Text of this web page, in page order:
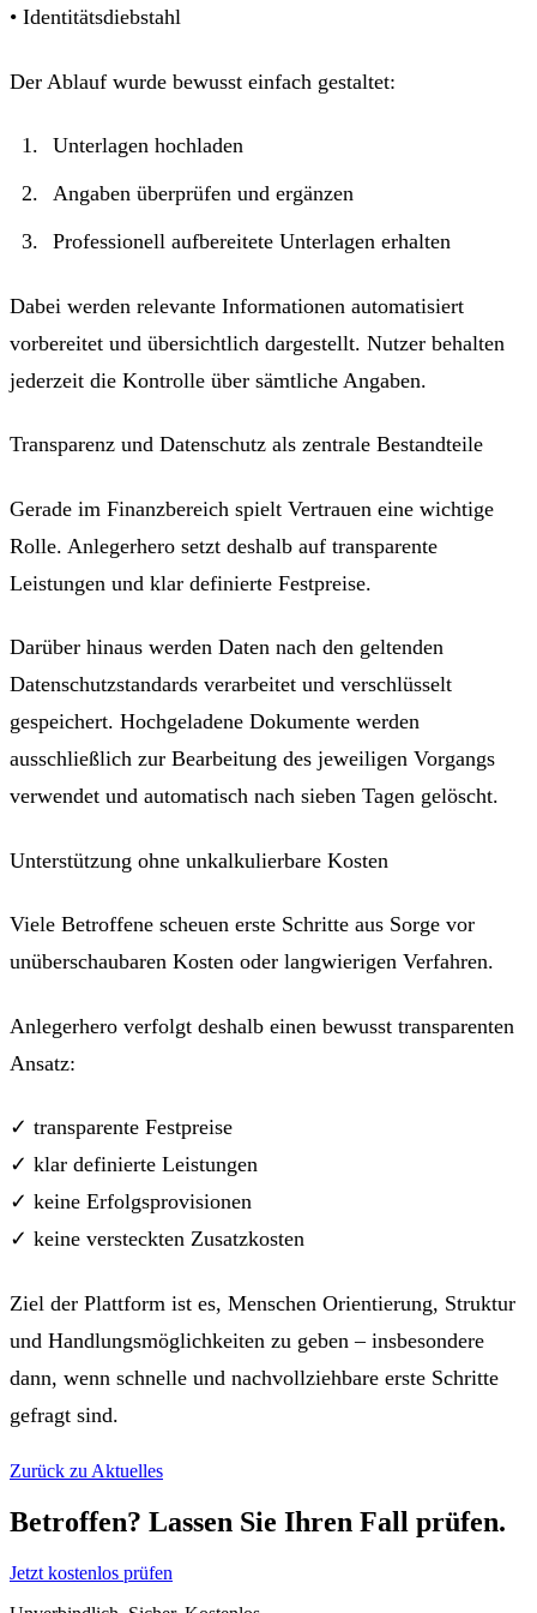
• Identitätsdiebstahl
Der Ablauf wurde bewusst einfach gestaltet:
Unterlagen hochladen
Angaben überprüfen und ergänzen
Professionell aufbereitete Unterlagen erhalten
Dabei werden relevante Informationen automatisiert
vorbereitet und übersichtlich dargestellt. Nutzer behalten
jederzeit die Kontrolle über sämtliche Angaben.
Transparenz und Datenschutz als zentrale Bestandteile
Gerade im Finanzbereich spielt Vertrauen eine wichtige
Rolle. Anlegerhero setzt deshalb auf transparente
Leistungen und klar definierte Festpreise.
Darüber hinaus werden Daten nach den geltenden
Datenschutzstandards verarbeitet und verschlüsselt
gespeichert. Hochgeladene Dokumente werden
ausschließlich zur Bearbeitung des jeweiligen Vorgangs
verwendet und automatisch nach sieben Tagen gelöscht.
Unterstützung ohne unkalkulierbare Kosten
Viele Betroffene scheuen erste Schritte aus Sorge vor
unüberschaubaren Kosten oder langwierigen Verfahren.
Anlegerhero verfolgt deshalb einen bewusst transparenten
Ansatz:
✓ transparente Festpreise
✓ klar definierte Leistungen
✓ keine Erfolgsprovisionen
✓ keine versteckten Zusatzkosten
Ziel der Plattform ist es, Menschen Orientierung, Struktur
und Handlungsmöglichkeiten zu geben – insbesondere
dann, wenn schnelle und nachvollziehbare erste Schritte
gefragt sind.
Zurück zu Aktuelles
Betroffen? Lassen Sie Ihren Fall prüfen.
Jetzt kostenlos prüfen